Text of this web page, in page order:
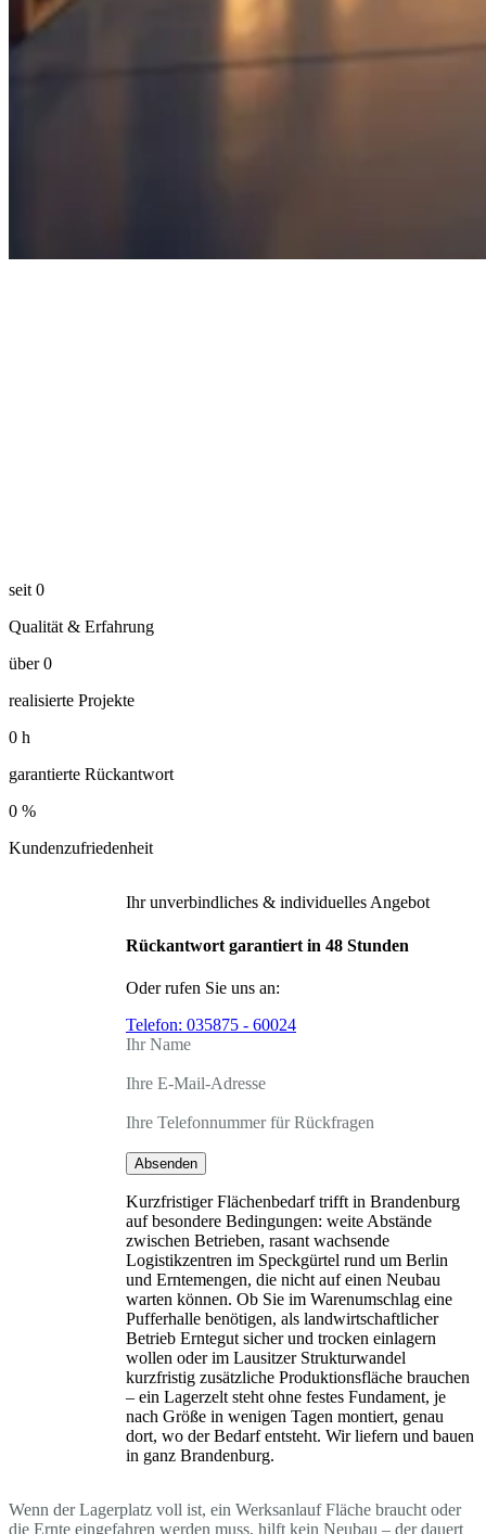
seit 0
Qualität & Erfahrung
über 0
realisierte Projekte
0 h
garantierte Rückantwort
0 %
Kundenzufriedenheit
Ihr unverbindliches & individuelles Angebot
Rückantwort garantiert in 48 Stunden
Oder rufen Sie uns an:
Telefon: 035875 - 60024
Ihr Name
Ihre E-Mail-Adresse
Ihre Telefonnummer für Rückfragen
Absenden
Kurzfristiger Flächenbedarf trifft in Brandenburg
auf besondere Bedingungen: weite Abstände
zwischen Betrieben, rasant wachsende
Logistikzentren im Speckgürtel rund um Berlin
und Erntemengen, die nicht auf einen Neubau
warten können. Ob Sie im Warenumschlag eine
Pufferhalle benötigen, als landwirtschaftlicher
Betrieb Erntegut sicher und trocken einlagern
wollen oder im Lausitzer Strukturwandel
kurzfristig zusätzliche Produktionsfläche brauchen
– ein Lagerzelt steht ohne festes Fundament, je
nach Größe in wenigen Tagen montiert, genau
dort, wo der Bedarf entsteht. Wir liefern und bauen
in ganz Brandenburg.
Wenn der Lagerplatz voll ist, ein Werksanlauf Fläche braucht oder
die Ernte eingefahren werden muss, hilft kein Neubau – der dauert